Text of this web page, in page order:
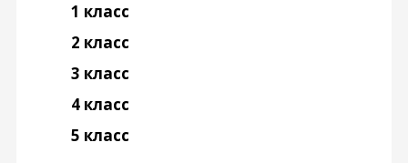
1 класс
2 класс
3 класс
4 класс
5 класс